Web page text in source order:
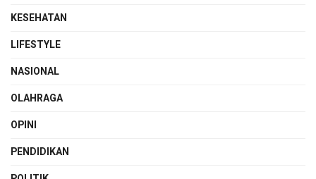
KESEHATAN
LIFESTYLE
NASIONAL
OLAHRAGA
OPINI
PENDIDIKAN